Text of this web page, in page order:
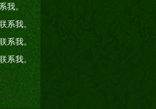
我。
系我。
系我。
系我。